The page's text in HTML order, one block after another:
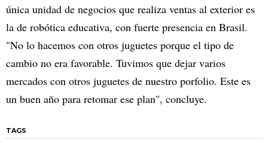
única unidad de negocios que realiza ventas al exterior es
la de robótica educativa, con fuerte presencia en Brasil.
"No lo hacemos con otros juguetes porque el tipo de
cambio no era favorable. Tuvimos que dejar varios
mercados con otros juguetes de nuestro porfolio. Este es
un buen año para retomar ese plan", concluye.
TAGS